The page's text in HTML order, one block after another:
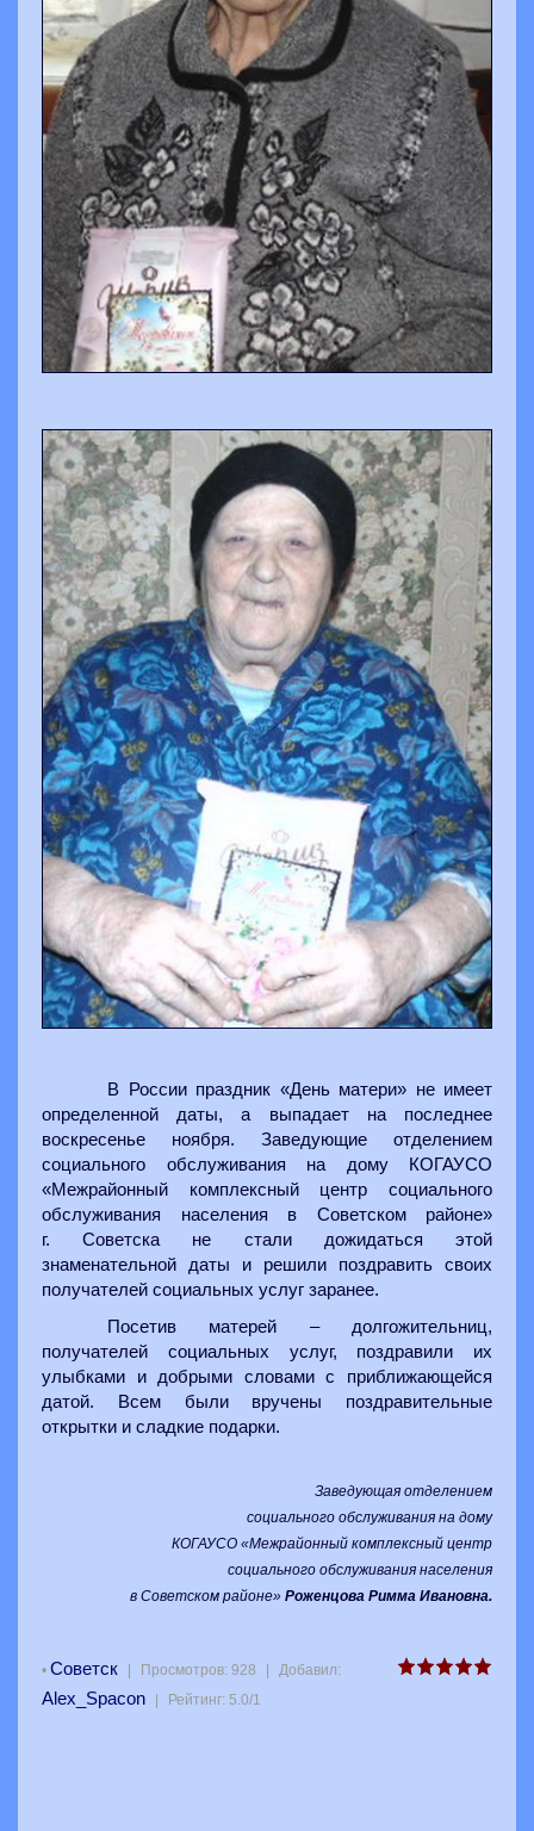
В России праздник «День матери» не имеет
определенной даты, а выпадает на последнее
воскресенье ноября. Заведующие отделением
социального обслуживания на дому КОГАУСО
«Межрайонный комплексный центр социального
обслуживания населения в Советском районе»
г.
Советска не стали дожидаться этой
знаменательной даты и решили поздравить своих
получателей социальных услуг заранее.
Посетив матерей – долгожительниц,
получателей социальных услуг, поздравили их
улыбками и добрыми словами с приближающейся
датой. Всем были вручены поздравительные
открытки и сладкие подарки.
Заведующая отделением
социального обслуживания на дому
КОГАУСО «Межрайонный комплексный центр
социального обслуживания населения
в Советском районе» Роженцова Римма Ивановна.
• Советск Просмотров: 928 Добавил:
Alex_Spacon Рейтинг: 5.0/1